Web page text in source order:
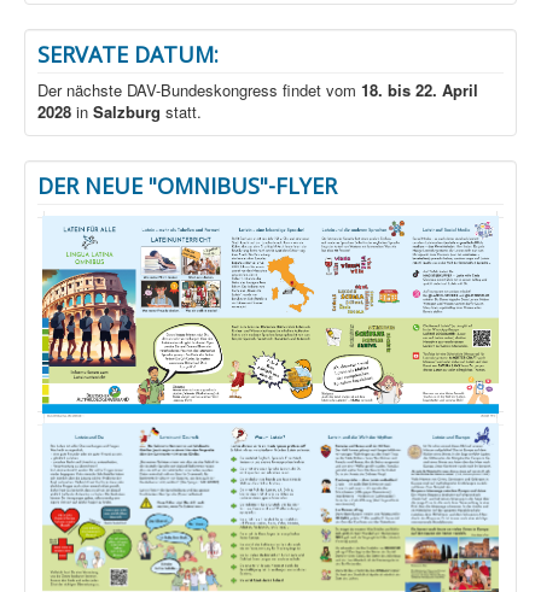
SERVATE DATUM:
Der nächste DAV-Bundeskongress findet vom 18. bis 22. April
2028 in Salzburg statt.
DER NEUE "OMNIBUS"-FLYER